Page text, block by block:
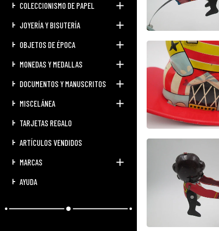
COLECCIONISMO DE PAPEL
JOYERÍA Y BISUTERÍA
OBJETOS DE ÉPOCA
MONEDAS Y MEDALLAS
DOCUMENTOS Y MANUSCRITOS
MISCELÁNEA
TARJETAS REGALO
ARTÍCULOS VENDIDOS
MARCAS
AYUDA